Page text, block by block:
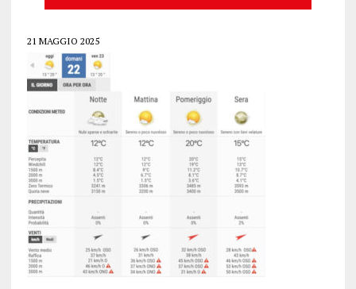
21 MAGGIO 2025